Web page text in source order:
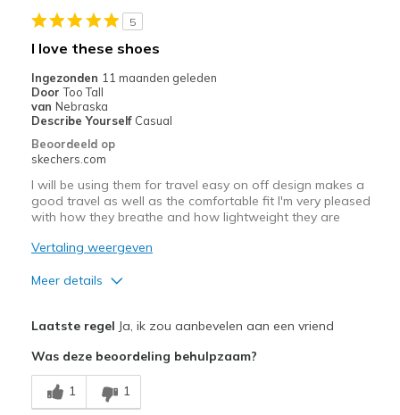
Sizing
Feels full size too small
View On Shoes
Shoes are for Wearing
5
I love these shoes
Ingezonden 11 maanden geleden
Door Too Tall
van Nebraska
Describe Yourself Casual
Beoordeeld op
skechers.com
I will be using them for travel easy on off design makes a
good travel as well as the comfortable fit I'm very pleased
with how they breathe and how lightweight they are
Vertaling weergeven
Meer details
Breathe Well
Comfortable
Laatste regel Ja, ik zou aanbevelen aan een vriend
Was deze beoordeling behulpzaam?
1 1